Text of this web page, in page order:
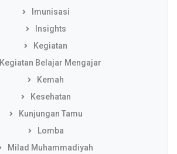
Imunisasi
Insights
Kegiatan
Kegiatan Belajar Mengajar
Kemah
Kesehatan
Kunjungan Tamu
Lomba
Milad Muhammadiyah